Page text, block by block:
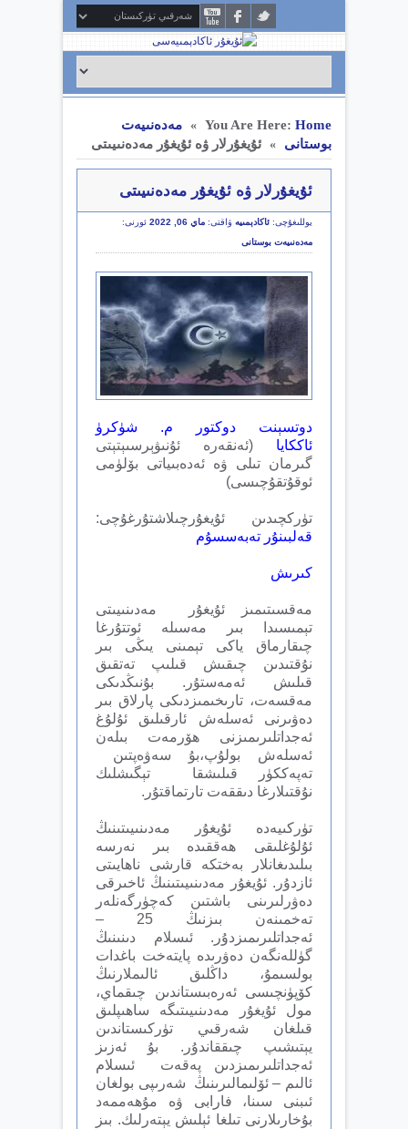
You Are Here: Home
» مەدەنىيەت
بوستانى
» ئۇيغۇرلار ۋە ئۇيغۇر مەدەنىيىتى
ئۇيغۇرلار ۋە ئۇيغۇر مەدەنىيىتى
يوللىغۇچى: ئاكادېمىيە ۋاقتى: ماي 06, 2022
ئورنى:
مەدەنىيەت بوستانى
دوتسېنت دوكتور م. شۈكرۈ
ئاككايا (ئەنقەرە ئۇنىۋېرسىېتېتى
گىرمان تىلى ۋە ئەدەبىياتى بۆلۈمى
ئوقۇتقۇچىسى)
تۈركچىدىن ئۇيغۇرچىلاشتۇرغۇچى:
قەلبىنۇر تەبەسسۇم
كىرىش
مەقسىتىمىز ئۇيغۇر مەدىنىيىتى
تېمىسىدا بىر مەسىلە ئوتتۇرغا
چىقارماق ياكى تېمىنى يىڭى بىر
نۇقتىدىن چىقىش قىلىپ تەتقىق
قىلىش ئەمەستۇر. بۇنىڭدىكى
مەقسەت، تارىخىمىزدىكى پارلاق بىر
دەۋىرنى ئەسلەش ئارقىلىق ئۇلۇغ
ئەجداتلىرىمىزنى ھۆرمەت بىلەن
ئەسلەش بولۇپ،بۇ سەۋەپتىن
تەپەككۈر قىلىشقا تېگىشلىك
نۇقتىلارغا دىققەت تارتماقتۇر.
تۈركىيەدە ئۇيغۇر مەدىنىيىتىنىڭ
ئۇلۇغلىقى ھەققىدە بىر نەرسە
بىلىدىغانلار بەختكە قارشى ناھايىتى
ئازدۇر. ئۇيغۇر مەدىنىيىتىنىڭ ئاخىرقى
دەۋرلىرىنى باشتىن كەچۈرگەنلەر
تەخمىنەن بىزنىڭ 25 –
ئەجداتلىرىمىزدۇر. ئىسلام دىنىنىڭ
گۈللەنگەن دەۋرىدە پايتەخت باغدات
بولسىمۇ، داڭلىق ئالىملارنىڭ
كۆپۈنچىسى ئەرەبىستاندىن چىقماي،
مول ئۇيغۇر مەدىنىيىتىگە ساھىپلىق
قىلغان شەرقىي تۈركىستاندىن
يېتىشىپ چىققاندۇر. بۇ ئەزىز
ئەجداتلىرىمىزدىن پەقەت ئىسلام
ئالىم – ئۆلىمالىرىنىڭ شەرىپى بولغان
ئىبنى سىنا، فارابى ۋە مۇھەممەد
بۇخارىلارنى تىلغا ئېلىش يېتەرلىك. بىز